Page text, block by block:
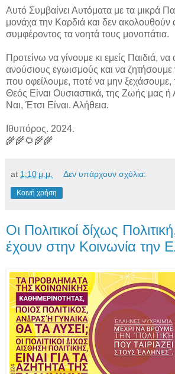
Αυτό Συμβαίνει Αυτόματα με τα μικρά
μονάχα την Καρδιά και δεν ακολουθούν
συμφέροντος τα νοητά τους μονοπάτια.
Προτείνω να γίνουμε κι εμείς Παιδιά,
ανούσιους εγωισμούς και να
που οφείλουμε, ποτέ να μην ξεχάσουμε,
Θεός Είναι Ουσιαστικά, της Ζωής μας ή
Ναι, Έτσι Είναι. Αλήθεια.
Ιθυπόρος. 2024.
🌾🌾🌻🌾🌾
at 1:10 μ.μ. Δεν υπάρχουν σχόλια:
Κοινή χρήση
Οι Πολιτικοί δίχως
έχουν στην Κοινωνία την